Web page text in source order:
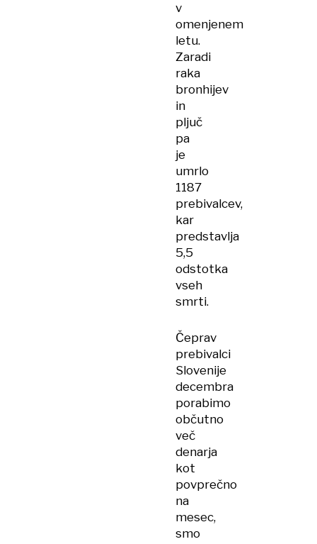
v
omenjenem
letu.
Zaradi
raka
bronhijev
in
pljuč
pa
je
umrlo
1187
prebivalcev,
kar
predstavlja
5,5
odstotka
vseh
smrti.
Čeprav
prebivalci
Slovenije
decembra
porabimo
občutno
več
denarja
kot
povprečno
na
mesec,
smo